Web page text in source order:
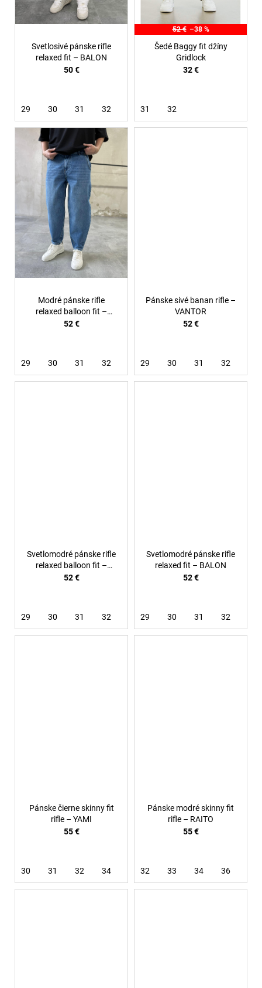
u
k
Svetlosivé pánske rifle
relaxed fit – BALON
50 €
29 30 31 32
52 € –38 %
Šedé Baggy fit džíny
Gridlock
32 €
31 32
Modré pánske rifle
relaxed balloon fit –
Azure
52 €
29 30 31 32
Pánske sivé banan rifle –
VANTOR
52 €
29 30 31 32
Svetlomodré pánske rifle
relaxed balloon fit –
Glacier
52 €
29 30 31 32
Svetlomodré pánske rifle
relaxed fit – BALON
52 €
29 30 31 32
Pánske čierne skinny fit
rifle – YAMI
55 €
30 31 32 34
Pánske modré skinny fit
rifle – RAITO
55 €
32 33 34 36